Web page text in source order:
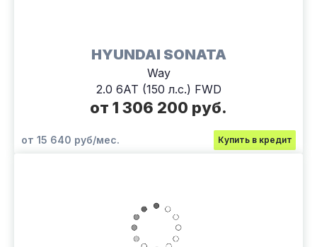
HYUNDAI SONATA
Way
2.0 6АТ (150 л.с.) FWD
от 1 306 200 руб.
от 15 640 руб/мес. Купить в кредит